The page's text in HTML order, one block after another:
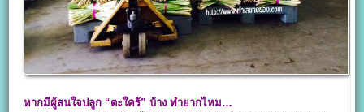
หากมีผู้สนใจปลูก “ตะใคร้” บ้าง ทำยากไหม…